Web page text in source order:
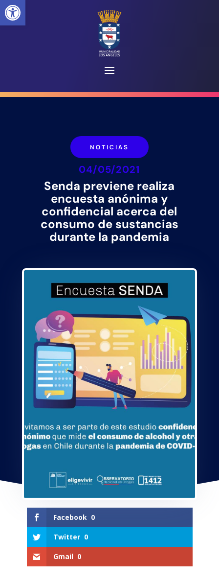
NOTICIAS
04/05/2021
Senda previene realiza
encuesta anónima y
confidencial acerca del
consumo de sustancias
durante la pandemia
Facebook 0
Twitter 0
Gmail 0